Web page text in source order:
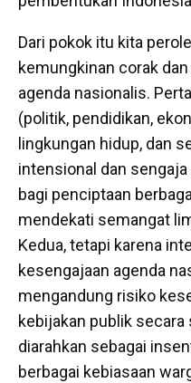
Dari pokok itu kita
kemungkinan corak
agenda nasionalis.
(politik, pendidikan,
lingkungan hidup, dan
intensional dan
bagi penciptaan
mendekati semangat
Kedua, tetapi karena
kesengajaan agenda
mengandung risiko
kebijakan publik
diarahkan sebagai
berbagai kebiasaan